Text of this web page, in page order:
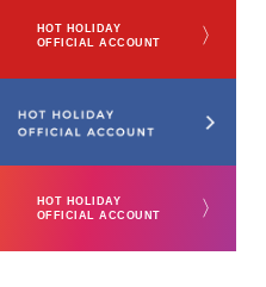
HOT HOLIDAY
OFFICIAL ACCOUNT
〉
HOT HOLIDAY
OFFICIAL ACCOUNT
〉